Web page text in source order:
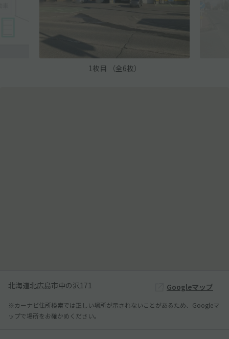
1 枚目 （全6枚）
北海道北広島市中の沢171 Googleマップ
※カーナビ住所検索では正しい場所が示されないことがあるため、Googleマ
ップで場所をお確かめください。